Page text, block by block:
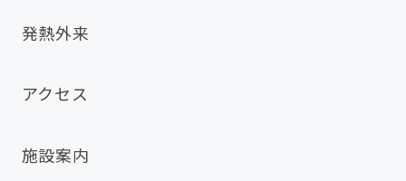
発熱外来
アクセス
施設案内